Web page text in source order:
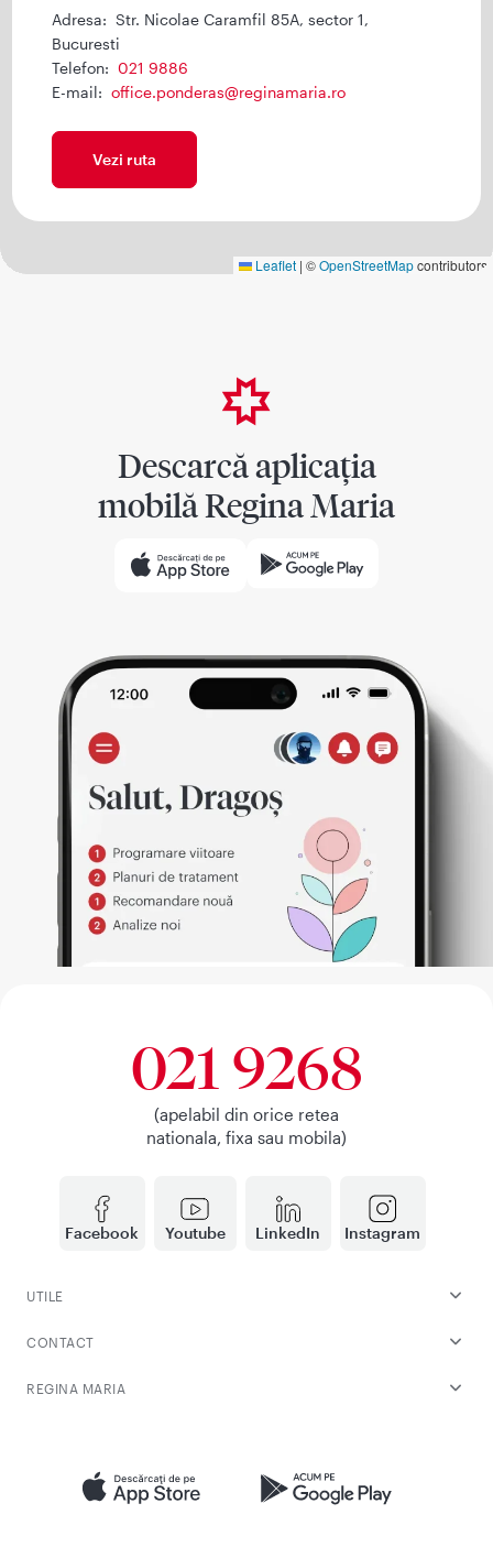
Leaflet | ©OpenStreetMapcontributors
Adresa: Str. Nicolae Caramfil 85A, sector 1,
Bucuresti
Telefon: 021 9886
E-mail: office.ponderas@reginamaria.ro
Vezi ruta
Descarcă aplicația
mobilă Regina Maria
Facebook Youtube LinkedIn Instagram
021 9268
(apelabil din orice retea
nationala, fixa sau mobila)
UTILE
CONTACT
REGINA MARIA